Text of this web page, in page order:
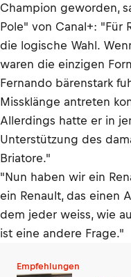
Champion geworden,
Pole" von Canal+: "Für
die logische Wahl.
waren die einzigen
Fernando bärenstark
Missklänge antreten
Allerdings hatte er in
Unterstützung des
Briatore."
"Nun haben wir ein
ein Renault, das einen
dem jeder weiss, wie
ist eine andere Frage."
Empfehlungen